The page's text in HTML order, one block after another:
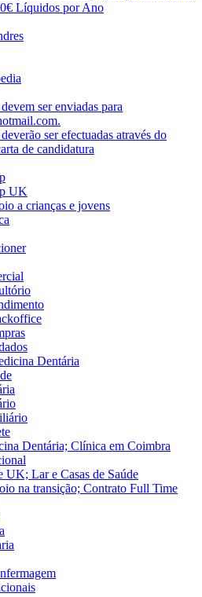
Líquidos por Ano
ser enviadas para
ser efectuadas através do
de candidatura
UK
a crianças e jovens
Dentária
Dentária; Clínica em Coimbra
UK; Lar e Casas de Saúde
na transição; Contrato Full Time